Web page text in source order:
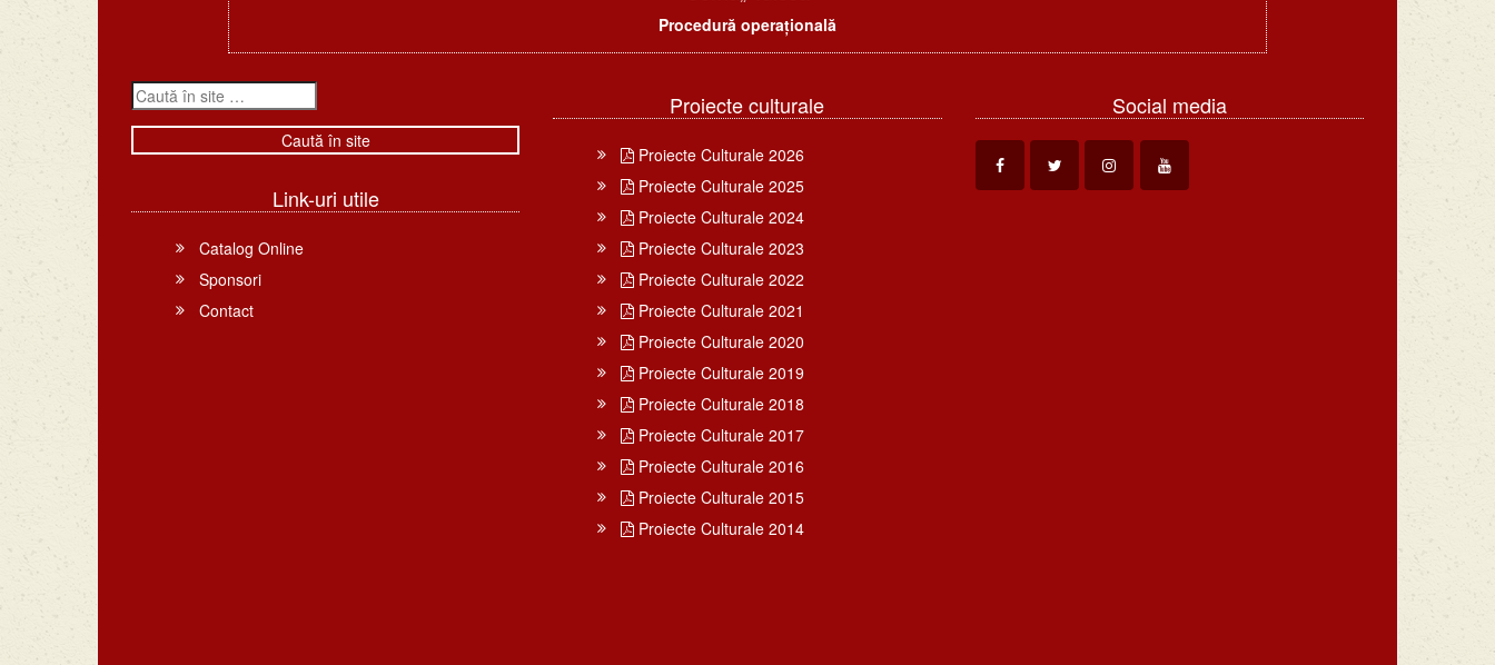
Procedură operațională
Link-uri utile
Catalog Online
Sponsori
Contact
Proiecte culturale
Proiecte Culturale 2026
Proiecte Culturale 2025
Proiecte Culturale 2024
Proiecte Culturale 2023
Proiecte Culturale 2022
Proiecte Culturale 2021
Proiecte Culturale 2020
Proiecte Culturale 2019
Proiecte Culturale 2018
Proiecte Culturale 2017
Proiecte Culturale 2016
Proiecte Culturale 2015
Proiecte Culturale 2014
Social media